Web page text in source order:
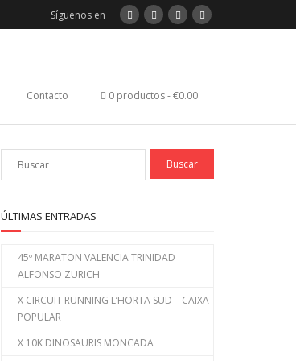
Síguenos en
Contacto 0 productos €0.00
ÚLTIMAS ENTRADAS
45º MARATON VALENCIA TRINIDAD
ALFONSO ZURICH
X CIRCUIT RUNNING L’HORTA SUD – CAIXA
POPULAR
X 10K DINOSAURIS MONCADA